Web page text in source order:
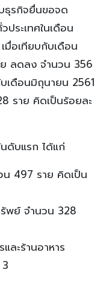
ธุรกิจยื่นขอจด
ระเทศในเดือน
อเทียบกับเดือน
ลดลง จำนวน 356
เดือนมิถุนายน 2561
ราย คิดเป็นร้อยละ
ดับแรก ได้แก่
น 497 ราย คิดเป็น
พย์ จำนวน 328
ละร้านอาหาร